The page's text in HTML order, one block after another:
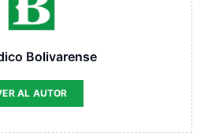
Bolivarense
AL AUTOR